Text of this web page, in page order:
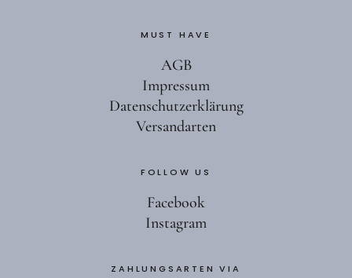
MUST HAVE
AGB
Impressum
Datenschutzerklärung
Versandarten
FOLLOW US
Facebook
Instagram
ZAHLUNGSARTEN VIA